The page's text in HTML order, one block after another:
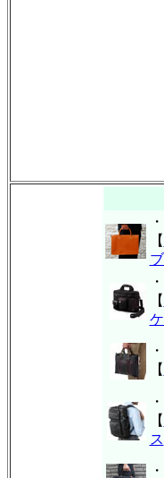
【
【
【
【
ス